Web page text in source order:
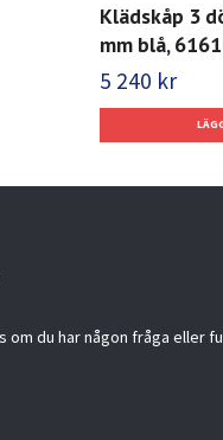
Klädskåp 3
mm blå,
5 240 kr
du har någon fråga eller